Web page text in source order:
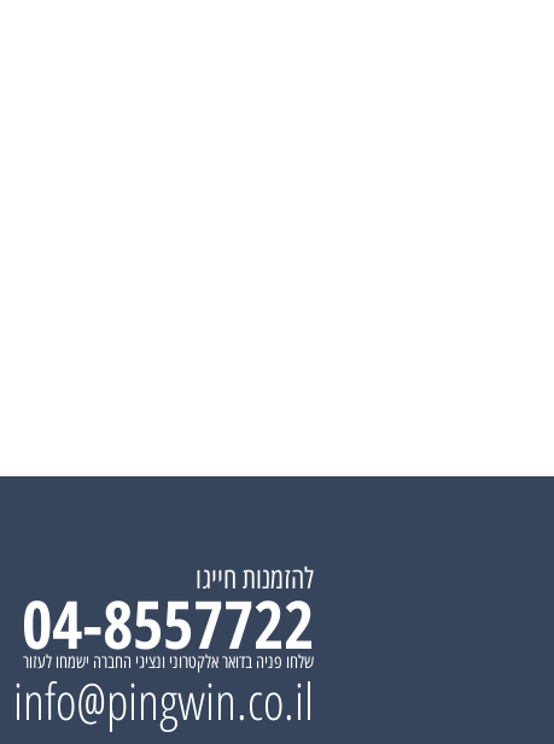
להזמנות חייגו
04-8557722
שלחו פניה בדואר אלקטרוני ונציגי החברה ישמחו לעזור
info@pingwin.co.il